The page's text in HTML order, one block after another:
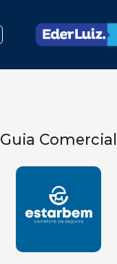
Guia Comercial